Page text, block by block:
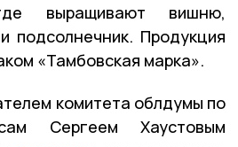
выращивают вишню,
подсолнечник. Продукция
«Тамбовская марка».
комитета облдумы по
Сергеем Хаустовым